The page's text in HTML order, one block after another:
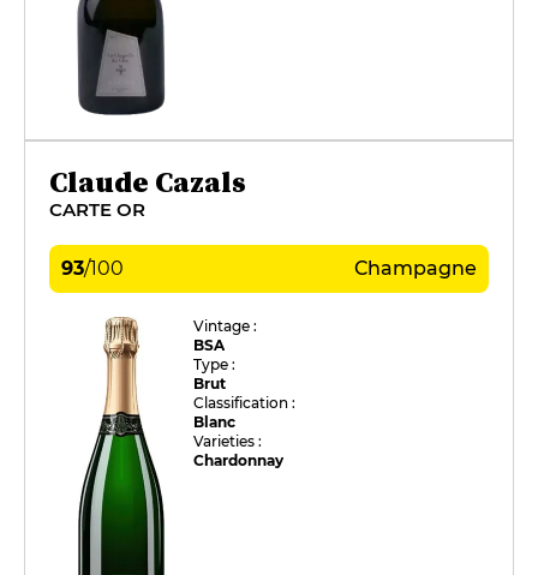
Claude Cazals
CARTE OR
93/100 Champagne
Vintage :
BSA
Type :
Brut
Classification :
Blanc
Varieties :
Chardonnay